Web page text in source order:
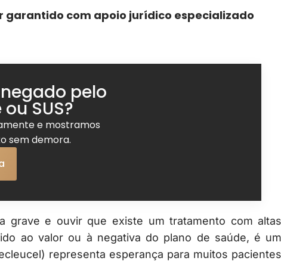
garantido com apoio jurídico especializado
pelo
SUS?
e mostramos
sem demora.
grave e ouvir que existe um tratamento com altas
ao valor ou à negativa do plano de saúde, é um
representa esperança para muitos pacientes